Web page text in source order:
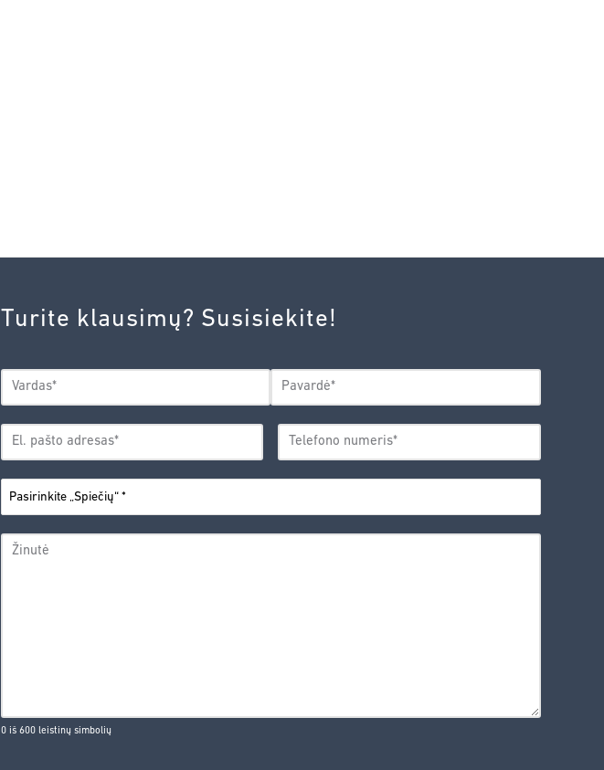
Turite klausimų? Susisiekite!
VARDAS
EL.
ADRESAS*
TELEFONO
NUMERIS*
PASIRINKITE
„SPIEČIŲ“*
ŽINUTĖ
0 iš 600 leistinų simbolių